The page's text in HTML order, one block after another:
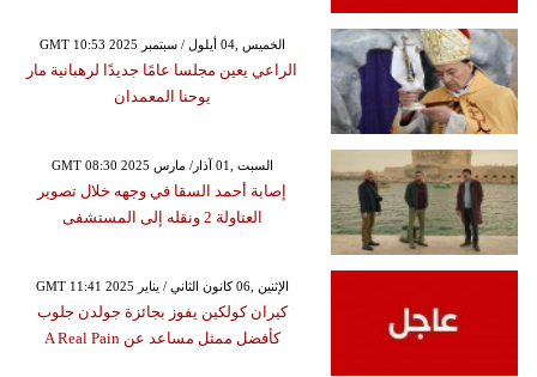
GMT 10:53 2025 الخميس ,04 أيلول / سبتمبر
الراعي يعين مجلسا عامًا جديدًا لرهبانية مار
يوحنا المعمدان
GMT 08:30 2025 السبت ,01 آذار/ مارس
إصابة أحمد السقا في وجهه خلال تصوير
العتاولة 2 ونقله إلى المستشفى
GMT 11:41 2025 الإثنين ,06 كانون الثاني / يناير
كيران كولكين يفوز بجائزة جولدن جلوب
كأفضل ممثل مساعد عن A Real Pain